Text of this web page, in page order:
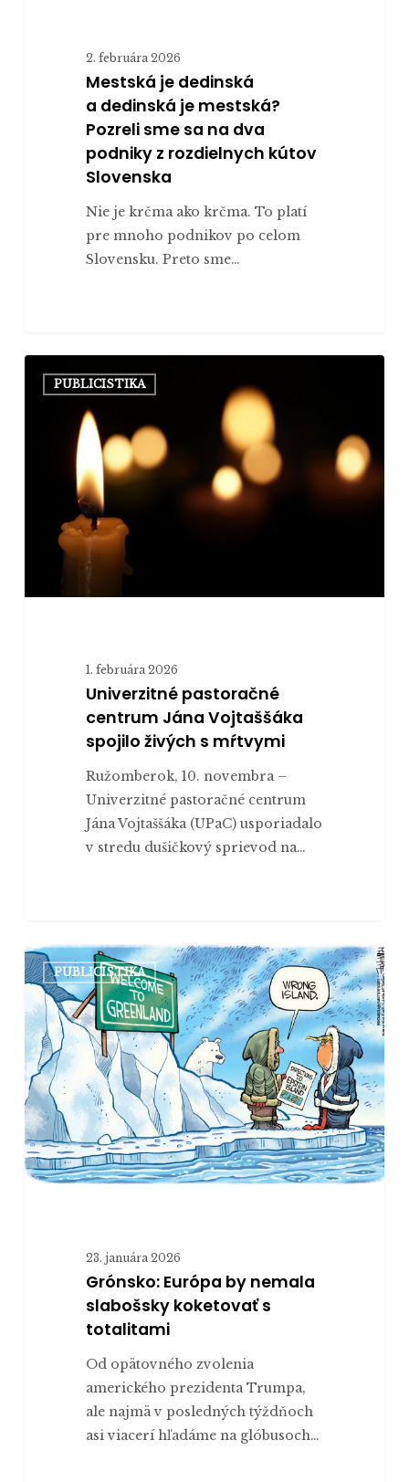
Slovenska
2. februára 2026
Mestská je dedinská
a dedinská je mestská?
Pozreli sme sa na dva
podniky z rozdielnych kútov
Slovenska
Nie je krčma ako krčma. To platí
pre mnoho podnikov po celom
Slovensku. Preto sme…
pastoračné
Vojtaššáka
s mŕtvymi
PUBLICISTIKA
1. februára 2026
Univerzitné pastoračné
centrum Jána Vojtaššáka
spojilo živých s mŕtvymi
Ružomberok, 10. novembra –
Univerzitné pastoračné centrum
Jána Vojtaššáka (UPaC) usporiadalo
v stredu dušičkový sprievod na…
Grónsko:
Európa
by
nemala
slabošsky
koketovať
s
totalitami
PUBLICISTIKA
23. januára 2026
Grónsko: Európa by nemala
slabošsky koketovať s
totalitami
Od opätovného zvolenia
amerického prezidenta Trumpa,
ale najmä v posledných týždňoch
asi viacerí hľadáme na glóbusoch…